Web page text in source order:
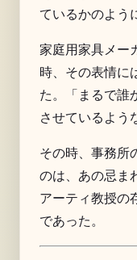
ているかのよう
家庭用家具メー
時、その表情に
た。「まるで誰
させているよう
その時、事務所
のは、あの忌ま
アーティ教授の
であった。